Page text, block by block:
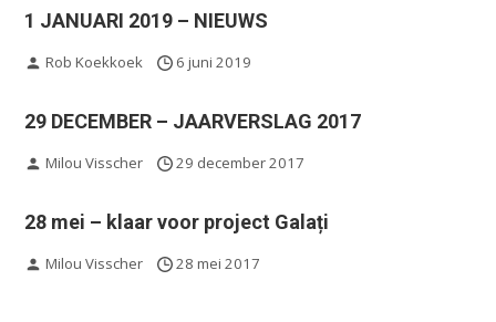
1 JANUARI 2019 – NIEUWS
Rob Koekkoek 6 juni 2019
29 DECEMBER – JAARVERSLAG 2017
Milou Visscher 29 december 2017
28 mei – klaar voor project Galați
Milou Visscher 28 mei 2017